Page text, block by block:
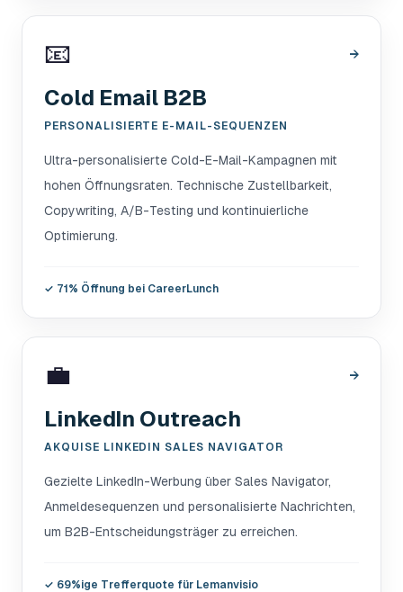
📧 →
Cold Email B2B
PERSONALISIERTE E-MAIL-SEQUENZEN
Ultra-personalisierte Cold-E-Mail-Kampagnen mit
hohen Öffnungsraten. Technische Zustellbarkeit,
Copywriting, A/B-Testing und kontinuierliche
Optimierung.
✓ 71% Öffnung bei CareerLunch
💼 →
LinkedIn Outreach
AKQUISE LINKEDIN SALES NAVIGATOR
Gezielte LinkedIn-Werbung über Sales Navigator,
Anmeldesequenzen und personalisierte Nachrichten,
um B2B-Entscheidungsträger zu erreichen.
✓ 69%ige Trefferquote für Lemanvisio